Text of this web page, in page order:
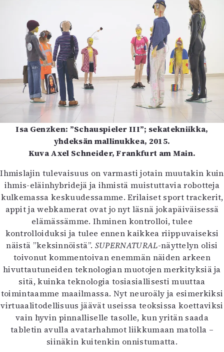
Isa Genzken: ”Schauspieler III”; sekatekniikka,
yhdeksän mallinukkea, 2015.
Kuva Axel Schneider, Frankfurt am Main.
Ihmislajin tulevaisuus on varmasti jotain muutakin kuin
ihmis-eläinhybridejä ja ihmistä muistuttavia robotteja
kulkemassa keskuudessamme. Erilaiset sport trackerit,
appit ja webkamerat ovat jo nyt läsnä jokapäiväisessä
elämässämme. Ihminen kontrolloi, tulee
kontrolloiduksi ja tulee ennen kaikkea riippuvaiseksi
näistä ”keksinnöistä”. SUPERNATURAL-näyttelyn olisi
toivonut kommentoivan enemmän näiden arkeen
hivuttautuneiden teknologian muotojen merkityksiä ja
sitä, kuinka teknologia tosiasiallisesti muuttaa
toimintaamme maailmassa. Nyt neuroäly ja esimerkiksi
virtuaalitodellisuus jäävät useissa teoksissa koettaviksi
vain hyvin pinnalliselle tasolle, kun yritän saada
tabletin avulla avatarhahmot liikkumaan matolla –
siinäkin kuitenkin onnistumatta.